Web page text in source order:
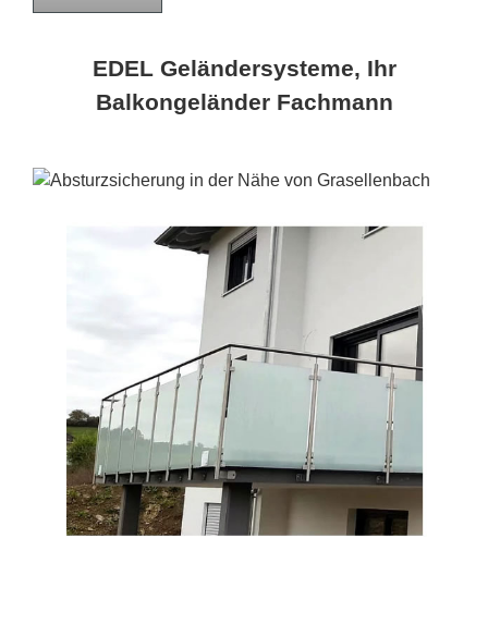
EDEL Geländersysteme, Ihr
Balkongeländer Fachmann